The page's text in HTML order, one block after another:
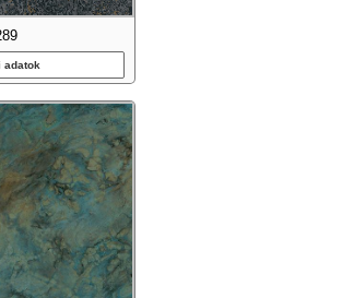
adatok